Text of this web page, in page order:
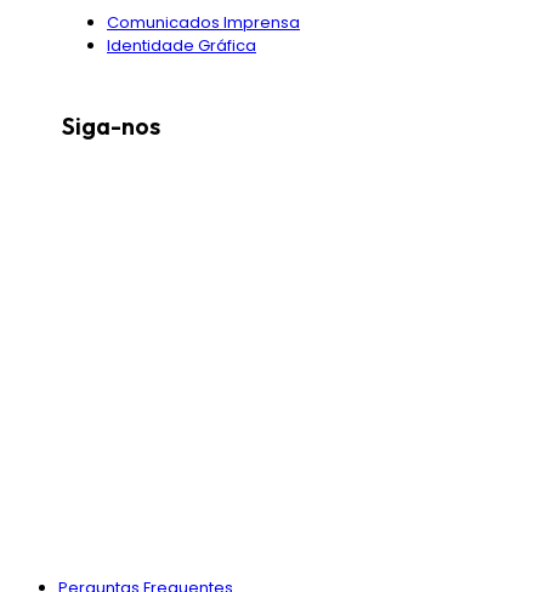
Comunicados Imprensa
Identidade Gráfica
Siga-nos